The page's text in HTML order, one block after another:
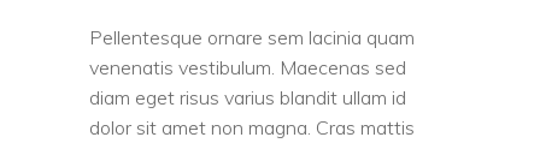
Pellentesque ornare sem lacinia quam
venenatis vestibulum. Maecenas sed
diam eget risus varius blandit ullam id
dolor sit amet non magna. Cras mattis